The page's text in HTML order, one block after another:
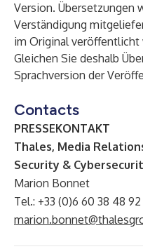
Version. Übersetzungen
Verständigung
im Original
Gleichen Sie deshalb
Sprachversion der
Contacts
PRESSEKONTAKT
Thales, Media
Security &
Marion Bonnet
Tel.: +33 (0)6 60 38 48 92